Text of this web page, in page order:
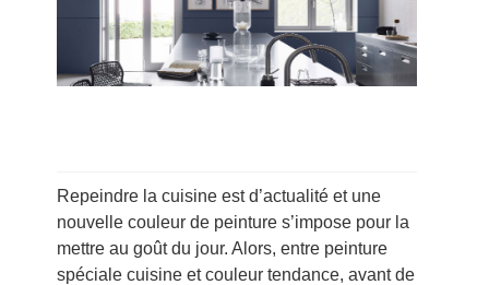
Repeindre la cuisine est d’actualité et une
nouvelle couleur de peinture s’impose pour la
mettre au goût du jour. Alors, entre peinture
spéciale cuisine et couleur tendance, avant de